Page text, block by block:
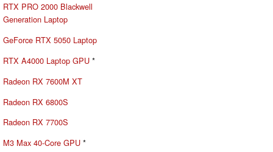
RTX PRO 2000 Blackwell
Generation Laptop
GeForce RTX 5050 Laptop
RTX A4000 Laptop GPU *
Radeon RX 7600M XT
Radeon RX 6800S
Radeon RX 7700S
M3 Max 40-Core GPU *